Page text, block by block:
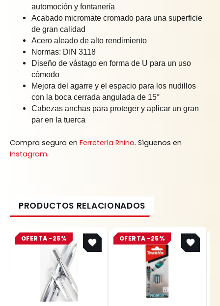
automoción y fontanería
Acabado micromate cromado para una superficie
de gran calidad
Acero aleado de alto rendimiento
Normas: DIN 3118
Diseño de vástago en forma de U para un uso
cómodo
Mejora del agarre y el espacio para los nudillos
con la boca cerrada angulada de 15°
Cabezas anchas para proteger y aplicar un gran
par en la tuerca
Compra seguro en Ferretería Rhino. Síguenos en
Instagram.
OFERTA -25%
Original
price
was:
$ 8.400.
Current
price
is:
$ 6.300.
OFERTA -25%
Original
price
was:
$ 17.700.
Current
price
is:
$ 13.275.